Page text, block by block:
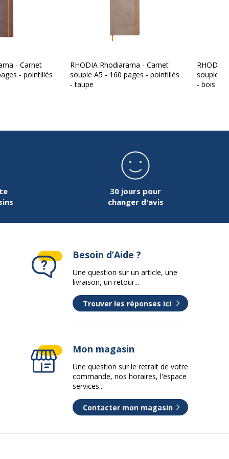
3037921174784
RHODIA
117478C
- Carnet
- pointillés
RHODIA Rhodiarama - Carnet
souple A5 - 160 pages - pointillés
- taupe
RHODIA
souple
- bois de
30 jours pour
changer d'avis
Besoin d’Aide ?
Une question sur un article, une
livraison, un retour...
Trouver les réponses ici
Mon magasin
Une question sur le retrait de votre
commande, nos horaires, l'espace
services...
Contacter mon magasin